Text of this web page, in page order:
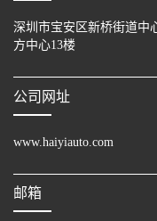
深圳市宝安区新桥街道中
方中心13楼
公司网址
www.haiyiauto.com
邮箱